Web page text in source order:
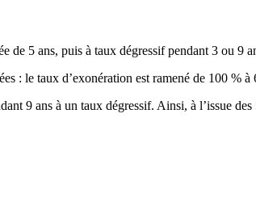
de 5 ans, puis à taux dégressif pendant 3 ou 9
: le taux d’exonération est ramené de 100 %
9 ans à un taux dégressif. Ainsi, à l’issue